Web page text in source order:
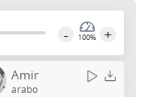
- 100% +
Amir
arabo